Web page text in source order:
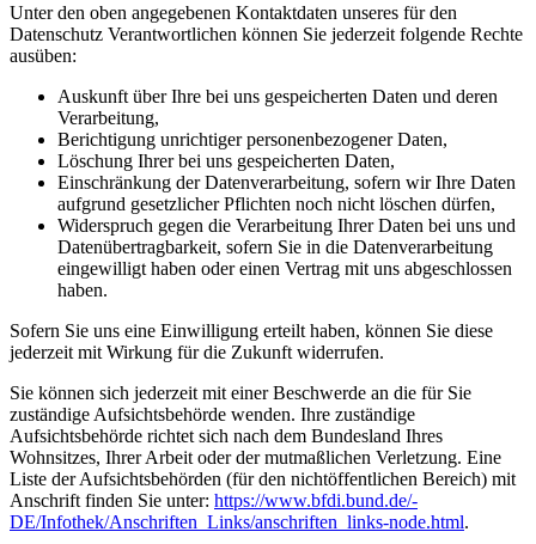
Unter den oben angegebenen Kontaktdaten unseres für den
Datenschutz Verantwortlichen können Sie jederzeit folgende Rechte
ausüben:
Auskunft über Ihre bei uns gespeicherten Daten und deren
Verarbeitung,
Berichtigung unrichtiger personenbezogener Daten,
Löschung Ihrer bei uns gespeicherten Daten,
Einschränkung der Datenverarbeitung, sofern wir Ihre Daten
aufgrund gesetzlicher Pflichten noch nicht löschen dürfen,
Widerspruch gegen die Verarbeitung Ihrer Daten bei uns und
Datenübertragbarkeit, sofern Sie in die Datenverarbeitung
eingewilligt haben oder einen Vertrag mit uns abgeschlossen
haben.
Sofern Sie uns eine Einwilligung erteilt haben, können Sie diese
jederzeit mit Wirkung für die Zukunft widerrufen.
Sie können sich jederzeit mit einer Beschwerde an die für Sie
zuständige Aufsichtsbehörde wenden. Ihre zuständige
Aufsichtsbehörde richtet sich nach dem Bundesland Ihres
Wohnsitzes, Ihrer Arbeit oder der mutmaßlichen Verletzung. Eine
Liste der Aufsichtsbehörden (für den nichtöffentlichen Bereich) mit
Anschrift finden Sie unter: https://www.bfdi.bund.de/­
DE/Infothek/Anschriften_Links/­anschriften_links-node.html.